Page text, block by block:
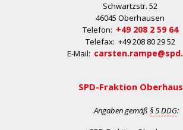
Schwartzstr. 52
46045 Oberhausen
Telefon: +49 208 2 59 64
Telefax: +49 208 80 29 52
E-Mail:
SPD-Fraktion
Angaben gemäß § 5 DDG: